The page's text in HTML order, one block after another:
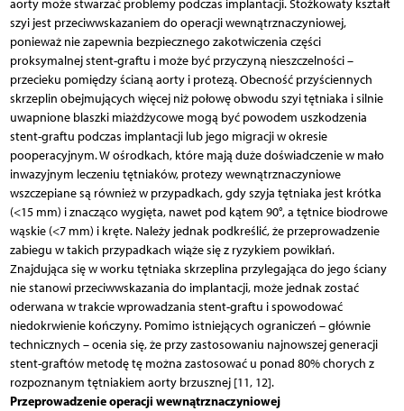
aorty może stwarzać problemy podczas implantacji. Stożkowaty kształt
szyi jest przeciwwskazaniem do operacji wewnątrznaczyniowej,
ponieważ nie zapewnia bezpiecznego zakotwiczenia części
proksymalnej stent-graftu i może być przyczyną nieszczelności –
przecieku pomiędzy ścianą aorty i protezą. Obecność przyściennych
skrzeplin obejmujących więcej niż połowę obwodu szyi tętniaka i silnie
uwapnione blaszki miażdżycowe mogą być powodem uszkodzenia
stent-graftu podczas implantacji lub jego migracji w okresie
pooperacyjnym. W ośrodkach, które mają duże doświadczenie w mało
inwazyjnym leczeniu tętniaków, protezy wewnątrznaczyniowe
wszczepiane są również w przypadkach, gdy szyja tętniaka jest krótka
(<15 mm) i znacząco wygięta, nawet pod kątem 90°, a tętnice biodrowe
wąskie (<7 mm) i kręte. Należy jednak podkreślić, że przeprowadzenie
zabiegu w takich przypadkach wiąże się z ryzykiem powikłań.
Znajdująca się w worku tętniaka skrzeplina przylegająca do jego ściany
nie stanowi przeciwwskazania do implantacji, może jednak zostać
oderwana w trakcie wprowadzania stent-graftu i spowodować
niedokrwienie kończyny. Pomimo istniejących ograniczeń – głównie
technicznych – ocenia się, że przy zastosowaniu najnowszej generacji
stent-graftów metodę tę można zastosować u ponad 80% chorych z
rozpoznanym tętniakiem aorty brzusznej [11, 12].
Przeprowadzenie operacji wewnątrznaczyniowej